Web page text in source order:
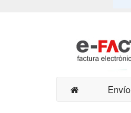
Envío